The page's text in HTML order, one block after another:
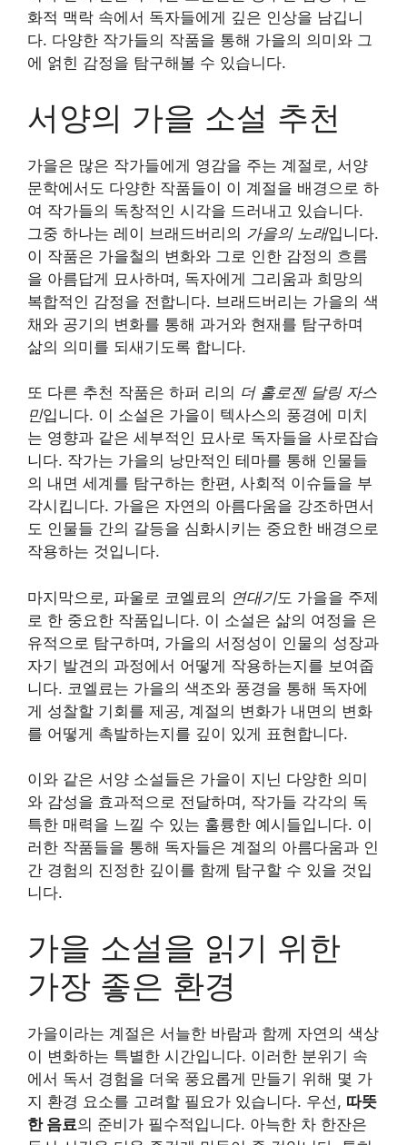
화적 맥락 속에서 독자들에게 깊은 인상을 남깁니
다. 다양한 작가들의 작품을 통해 가을의 의미와 그
에 얽힌 감정을 탐구해볼 수 있습니다.
서양의 가을 소설 추천
가을은 많은 작가들에게 영감을 주는 계절로, 서양
문학에서도 다양한 작품들이 이 계절을 배경으로 하
여 작가들의 독창적인 시각을 드러내고 있습니다.
그중 하나는 레이 브래드버리의 가을의 노래입니다.
이 작품은 가을철의 변화와 그로 인한 감정의 흐름
을 아름답게 묘사하며, 독자에게 그리움과 희망의
복합적인 감정을 전합니다. 브래드버리는 가을의 색
채와 공기의 변화를 통해 과거와 현재를 탐구하며
삶의 의미를 되새기도록 합니다.
또 다른 추천 작품은 하퍼 리의 더 홀로젠 달링 자스
민입니다. 이 소설은 가을이 텍사스의 풍경에 미치
는 영향과 같은 세부적인 묘사로 독자들을 사로잡습
니다. 작가는 가을의 낭만적인 테마를 통해 인물들
의 내면 세계를 탐구하는 한편, 사회적 이슈들을 부
각시킵니다. 가을은 자연의 아름다움을 강조하면서
도 인물들 간의 갈등을 심화시키는 중요한 배경으로
작용하는 것입니다.
마지막으로, 파울로 코엘료의 연대기도 가을을 주제
로 한 중요한 작품입니다. 이 소설은 삶의 여정을 은
유적으로 탐구하며, 가을의 서정성이 인물의 성장과
자기 발견의 과정에서 어떻게 작용하는지를 보여줍
니다. 코엘료는 가을의 색조와 풍경을 통해 독자에
게 성찰할 기회를 제공, 계절의 변화가 내면의 변화
를 어떻게 촉발하는지를 깊이 있게 표현합니다.
이와 같은 서양 소설들은 가을이 지닌 다양한 의미
와 감성을 효과적으로 전달하며, 작가들 각각의 독
특한 매력을 느낄 수 있는 훌륭한 예시들입니다. 이
러한 작품들을 통해 독자들은 계절의 아름다움과 인
간 경험의 진정한 깊이를 함께 탐구할 수 있을 것입
니다.
가을 소설을 읽기 위한
가장 좋은 환경
가을이라는 계절은 서늘한 바람과 함께 자연의 색상
이 변화하는 특별한 시간입니다. 이러한 분위기 속
에서 독서 경험을 더욱 풍요롭게 만들기 위해 몇 가
지 환경 요소를 고려할 필요가 있습니다. 우선, 따뜻
한 음료의 준비가 필수적입니다. 아늑한 차 한잔은